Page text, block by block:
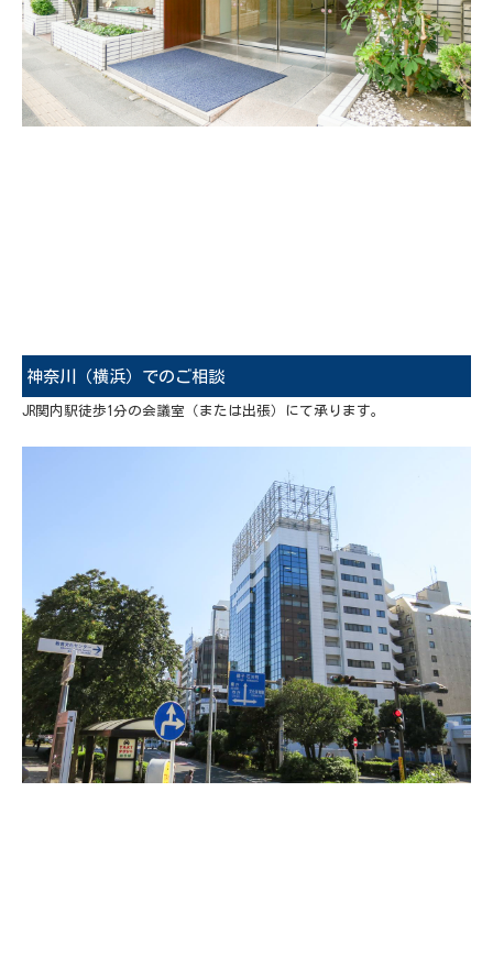
神奈川（横浜）でのご相談
JR関内駅徒歩1分の会議室（または出張）にて承ります。